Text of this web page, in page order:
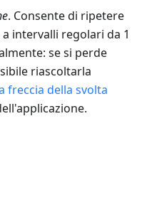
. Consente di ripetere
intervalli regolari da 1
se si perde
riascoltarla
freccia della svolta